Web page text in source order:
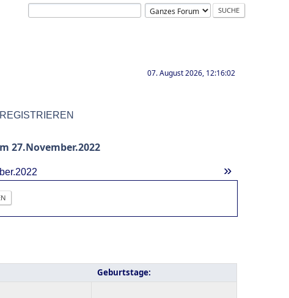
07. August 2026, 12:16:02
REGISTRIEREN
27.November.2022
»
Geburtstage: